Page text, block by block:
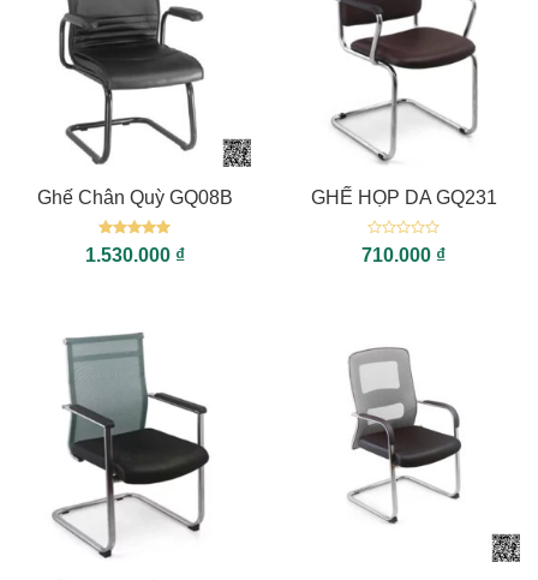
Ghế Chân Quỳ GQ08B
Được xếp
hạng55
1.530.000 ₫
GHẾ HỌP DA GQ231
Được
xếp
710.000 ₫